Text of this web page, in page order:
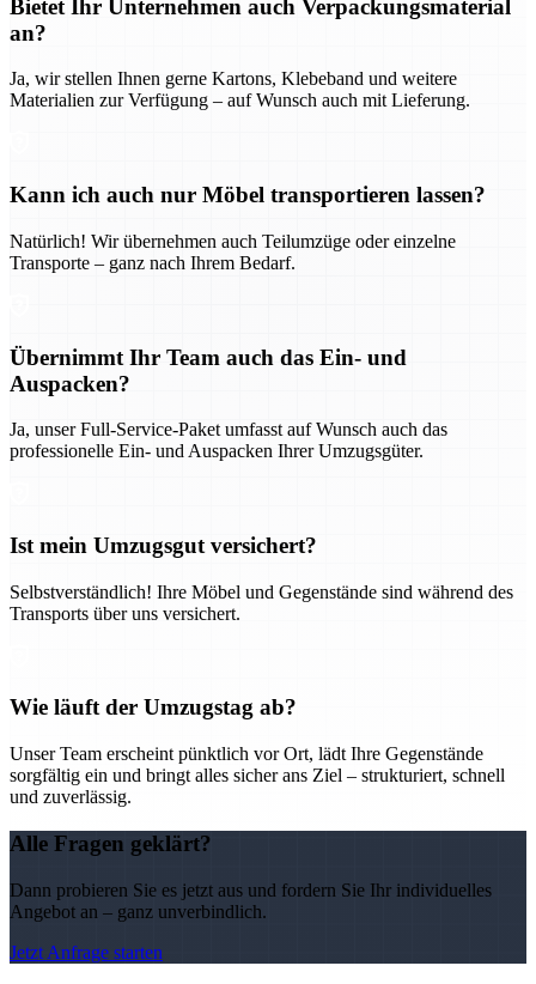
Bietet Ihr Unternehmen auch Verpackungsmaterial
an?
Ja, wir stellen Ihnen gerne Kartons, Klebeband und weitere
Materialien zur Verfügung – auf Wunsch auch mit Lieferung.
Kann ich auch nur Möbel transportieren lassen?
Natürlich! Wir übernehmen auch Teilumzüge oder einzelne
Transporte – ganz nach Ihrem Bedarf.
Übernimmt Ihr Team auch das Ein- und
Auspacken?
Ja, unser Full-Service-Paket umfasst auf Wunsch auch das
professionelle Ein- und Auspacken Ihrer Umzugsgüter.
Ist mein Umzugsgut versichert?
Selbstverständlich! Ihre Möbel und Gegenstände sind während des
Transports über uns versichert.
Wie läuft der Umzugstag ab?
Unser Team erscheint pünktlich vor Ort, lädt Ihre Gegenstände
sorgfältig ein und bringt alles sicher ans Ziel – strukturiert, schnell
und zuverlässig.
Alle Fragen geklärt?
Dann probieren Sie es jetzt aus und fordern Sie Ihr individuelles
Angebot an – ganz unverbindlich.
Jetzt Anfrage starten